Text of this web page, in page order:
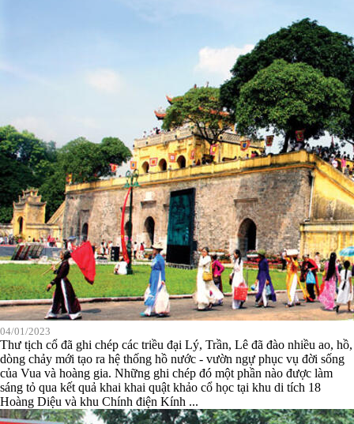
04/01/2023
Thư tịch cổ đã ghi chép các triều đại Lý, Trần, Lê đã đào nhiều ao, hồ,
dòng chảy mới tạo ra hệ thống hồ nước - vườn ngự phục vụ đời sống
của Vua và hoàng gia. Những ghi chép đó một phần nào được làm
sáng tỏ qua kết quả khai khai quật khảo cổ học tại khu di tích 18
Hoàng Diệu và khu Chính điện Kính ...